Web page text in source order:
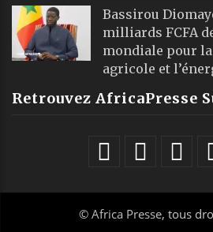
Bassirou
milliards FCFA
mondiale pour
agricole et
Retrouvez AfricaPresse
© Africa Presse, tous